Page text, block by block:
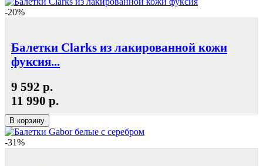
-20%
Балетки Clarks из лакированной кожи
фуксия...
9 592 р.
11 990 р.
В корзину
-31%